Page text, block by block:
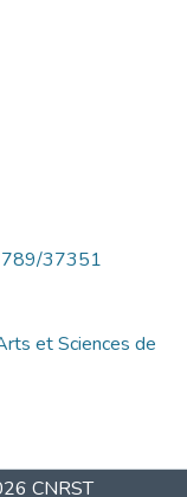
37351
et Sciences de
CNRST